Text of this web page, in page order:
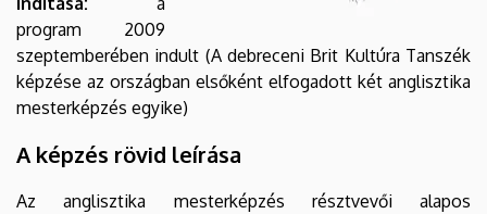
program 2009
szeptemberében indult (A debreceni Brit Kultúra Tanszék
képzése az országban elsőként elfogadott két anglisztika
mesterképzés egyike)
A képzés rövid leírása
Az anglisztika mesterképzés résztvevői alapos